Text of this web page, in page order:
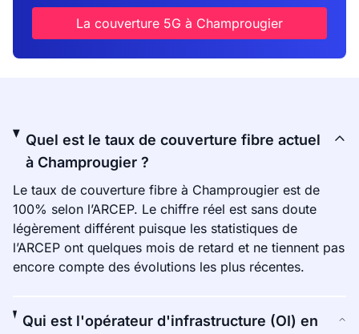
La couverture 5G à Champrougier
Quel est le taux de couverture fibre actuel
à Champrougier ?
Le taux de couverture fibre à Champrougier est de
100% selon l’ARCEP. Le chiffre réel est sans doute
légèrement différent puisque les statistiques de
l’ARCEP ont quelques mois de retard et ne tiennent pas
encore compte des évolutions les plus récentes.
Qui est l'opérateur d'infrastructure (OI) en